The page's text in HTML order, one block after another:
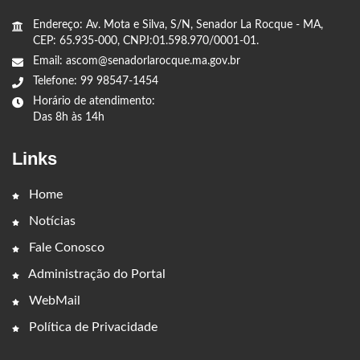
Endereço: Av. Mota e Silva, S/N, Senador La Rocque - MA,
CEP: 65.935-000, CNPJ:01.598.970/0001-01.
Email: ascom@senadorlarocque.ma.gov.br
Telefone: 99 98547-1454
Horário de atendimento:
Das 8h às 14h
Links
Home
Notícias
Fale Conosco
Administração do Portal
WebMail
Política de Privacidade